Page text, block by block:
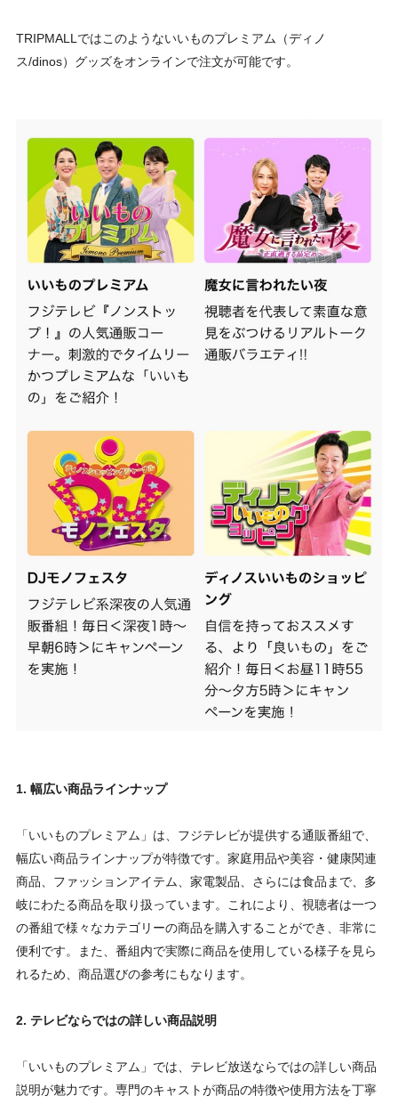
TRIPMALLではこのようないいものプレミアム（ディノ
ス/dinos）グッズをオンラインで注文が可能です。
1. 幅広い商品ラインナップ
「いいものプレミアム」は、フジテレビが提供する通販番組で、
幅広い商品ラインナップが特徴です。家庭用品や美容・健康関連
商品、ファッションアイテム、家電製品、さらには食品まで、多
岐にわたる商品を取り扱っています。これにより、視聴者は一つ
の番組で様々なカテゴリーの商品を購入することができ、非常に
便利です。また、番組内で実際に商品を使用している様子を見ら
れるため、商品選びの参考にもなります。
2. テレビならではの詳しい商品説明
「いいものプレミアム」では、テレビ放送ならではの詳しい商品
説明が魅力です。専門のキャストが商品の特徴や使用方法を丁寧